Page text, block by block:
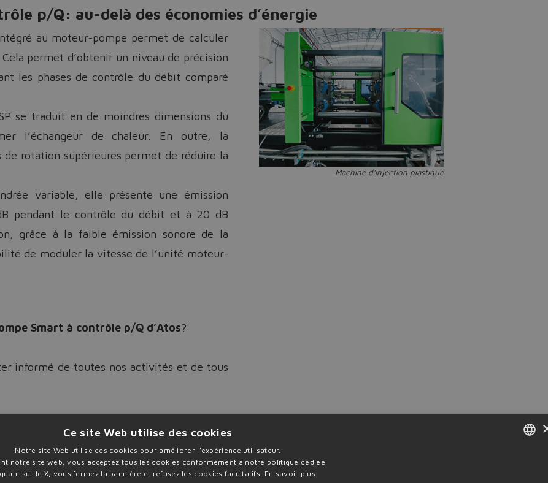
p/Q: au-delà des économies d’énergie
au moteur-pompe permet de calculer
permet d’obtenir un niveau de précision
les phases de contrôle du débit comparé
se traduit en de moindres dimensions du
l’échangeur de chaleur. En outre, la
de rotation supérieures permet de réduire la
variable, elle présente une émission
pendant le contrôle du débit et à 20 dB
grâce à la faible émission sonore de la
de moduler la vitesse de l’unité moteur-
Machine d’injection plastique
Smart à contrôle p/Q d’Atos?
informé de toutes nos activités et de tous
complet Télécharger article synthétique
Ce site Web utilise des cookies
Notre site Web utilise des cookies pour améliorer l'expérience utilisateur.
notre site web, vous acceptez tous les cookies conformément à notre politique dédiée.
sur le X, vous fermez la bannière et refusez les cookies facultatifs. En savoir plus